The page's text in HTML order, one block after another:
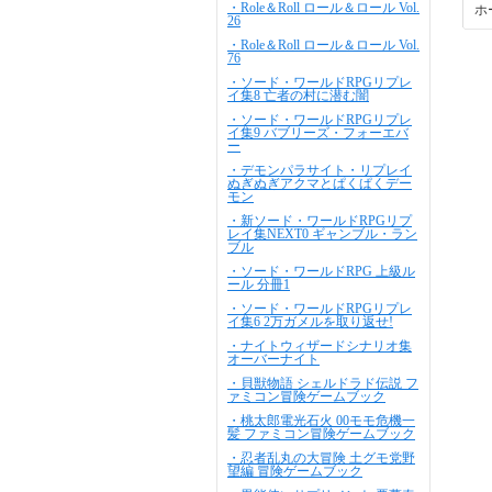
・Role＆Roll ロール＆ロール Vol.
26
・Role＆Roll ロール＆ロール Vol.
76
・ソード・ワールドRPGリプレ
イ集8 亡者の村に潜む闇
・ソード・ワールドRPGリプレ
イ集9 バブリーズ・フォーエバ
ー
・デモンパラサイト・リプレイ
ぬぎぬぎアクマとぱくぱくデー
モン
・新ソード・ワールドRPGリプ
レイ集NEXT0 ギャンブル・ラン
ブル
・ソード・ワールドRPG 上級ル
ール 分冊1
・ソード・ワールドRPGリプレ
イ集6 2万ガメルを取り返せ!
・ナイトウィザードシナリオ集
オーバーナイト
・貝獣物語 シェルドラド伝説 フ
ァミコン冒険ゲームブック
・桃太郎電光石火 00モモ危機一
髪 ファミコン冒険ゲームブック
・忍者乱丸の大冒険 土グモ党野
望編 冒険ゲームブック
ホ